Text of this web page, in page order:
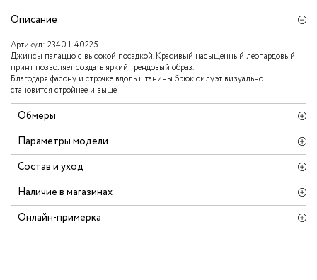
Описание
Артикул: 2340.1-40225
Джинсы палаццо с высокой посадкой. Красивый насыщенный леопардовый
принт позволяет создать яркий трендовый образ.
Благодаря фасону и строчке вдоль штанины брюк силуэт визуально
становится стройнее и выше
Обмеры
Параметры модели
Состав и уход
Наличие в магазинах
Онлайн-примерка